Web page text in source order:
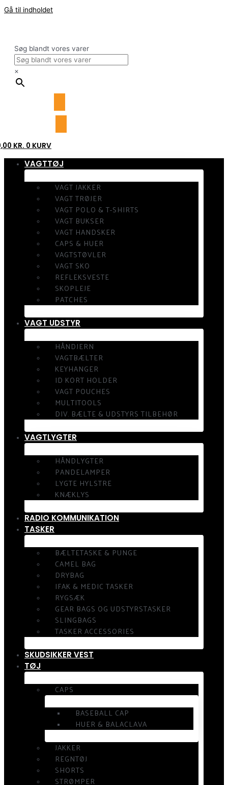
Gå til indholdet
Søg blandt vores varer
×
KR. 0 KURV
VAGTTØJ
VAGT JAKKER
VAGT TRØJER
VAGT POLO & T-SHIRTS
VAGT BUKSER
VAGT HANDSKER
CAPS & HUER
VAGTSTØVLER
VAGT SKO
REFLEKSVESTE
SKOPLEJE
PATCHES
VAGT UDSTYR
HÅNDJERN
VAGTBÆLTER
KEYHANGER
ID KORT HOLDER
VAGT POUCHES
MULTITOOLS
DIV. BÆLTE & UDSTYRS TILBEHØR
VAGTLYGTER
HÅNDLYGTER
PANDELAMPER
LYGTE HYLSTRE
KNÆKLYS
RADIO KOMMUNIKATION
TASKER
BÆLTETASKE & PUNGE
CAMEL BAG
DRYBAG
IFAK & MEDIC TASKER
RYGSÆK
GEAR BAGS OG UDSTYRSTASKER
SLINGBAGS
TASKER ACCESSORIES
SKUDSIKKER VEST
TØJ
CAPS
BASEBALL CAP
HUER & BALACLAVA
JAKKER
REGNTØJ
SHORTS
STRØMPER